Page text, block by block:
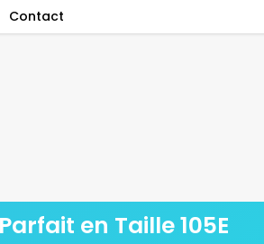
Contact
en Taille 105E